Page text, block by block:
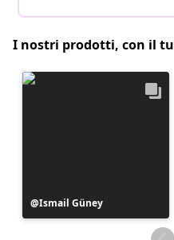
I nostri prodotti, con il
Post
pubblicato
Ismail Güney